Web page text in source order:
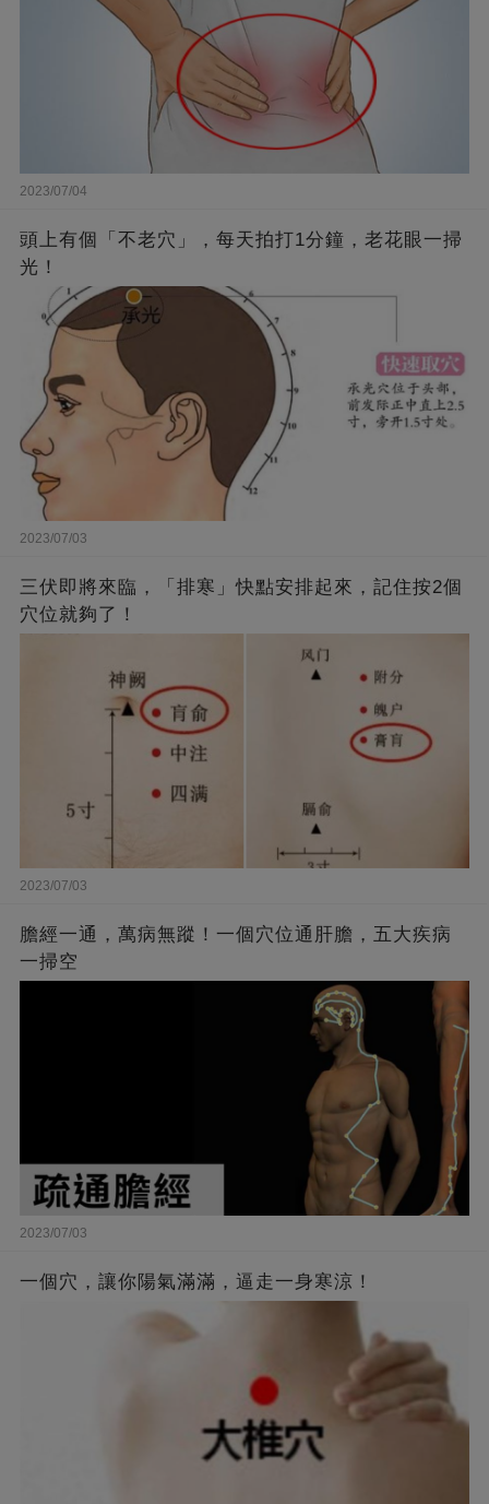
2023/07/04
頭上有個「不老穴」，每天拍打1分鐘，老花眼一掃
光！
2023/07/03
三伏即將來臨，「排寒」快點安排起來，記住按2個
穴位就夠了！
2023/07/03
膽經一通，萬病無蹤！一個穴位通肝膽，五大疾病
一掃空
2023/07/03
一個穴，讓你陽氣滿滿，逼走一身寒涼！